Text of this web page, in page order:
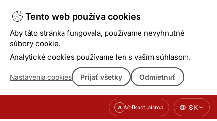
Tento web používa cookies
Aby táto stránka fungovala, používame nevyhnutné
súbory cookie.
Analytické cookies používame len s vaším súhlasom.
Nastavenia cookies Prijať všetky Odmietnuť
A Veľkosť písma SK